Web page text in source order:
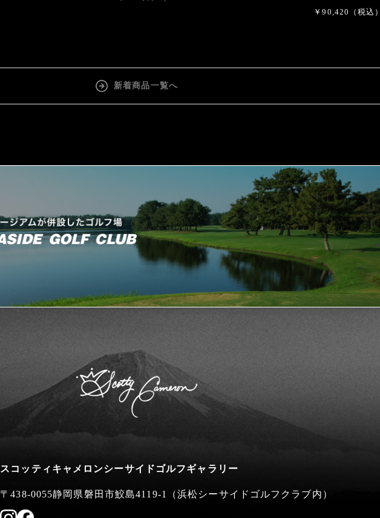
￥90,420（税込）
新着商品一覧へ
スコッティキャメロンシーサイドゴルフギャラリー
〒438-0055静岡県磐田市鮫島4119-1 （浜松シーサイドゴルフクラブ内）